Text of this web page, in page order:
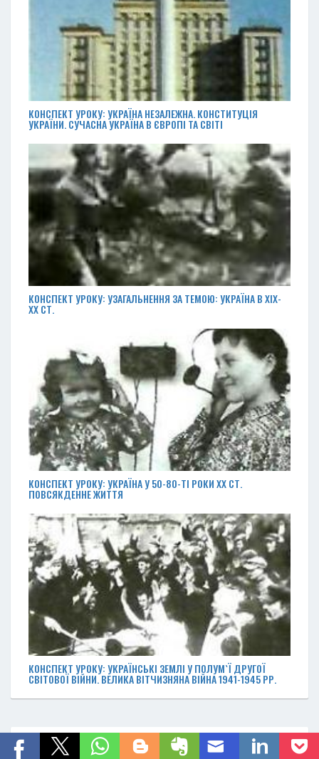
КОНСПЕКТ УРОКУ: УКРАЇНА НЕЗАЛЕЖНА. КОНСТИТУЦІЯ
УКРАЇНИ. СУЧАСНА УКРАЇНА В ЄВРОПІ ТА СВІТІ
КОНСПЕКТ УРОКУ: УЗАГАЛЬНЕННЯ ЗА ТЕМОЮ: УКРАЇНА В ХІХ-
ХХ СТ.
КОНСПЕКТ УРОКУ: УКРАЇНА У 50-80-ТІ РОКИ ХХ СТ.
ПОВСЯКДЕННЕ ЖИТТЯ
КОНСПЕКТ УРОКУ: УКРАЇНСЬКІ ЗЕМЛІ У ПОЛУМ`Ї ДРУГОЇ
СВІТОВОЇ ВІЙНИ. ВЕЛИКА ВІТЧИЗНЯНА ВІЙНА 1941-1945 РР.
ІНШІ КОНСПЕКТИ УРОКІВ З ІСТОРІЇ